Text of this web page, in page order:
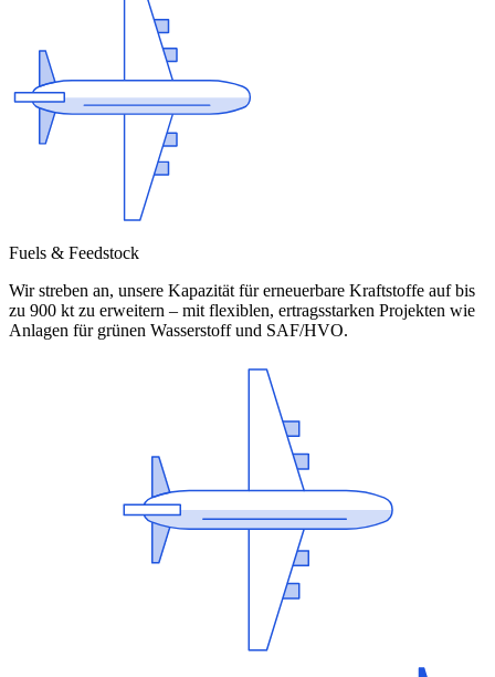
Fuels & Feedstock
Wir streben an, unsere Kapazität für erneuerbare Kraftstoffe auf bis
zu 900 kt zu erweitern – mit flexiblen, ertragsstarken Projekten wie
Anlagen für grünen Wasserstoff und SAF/HVO.